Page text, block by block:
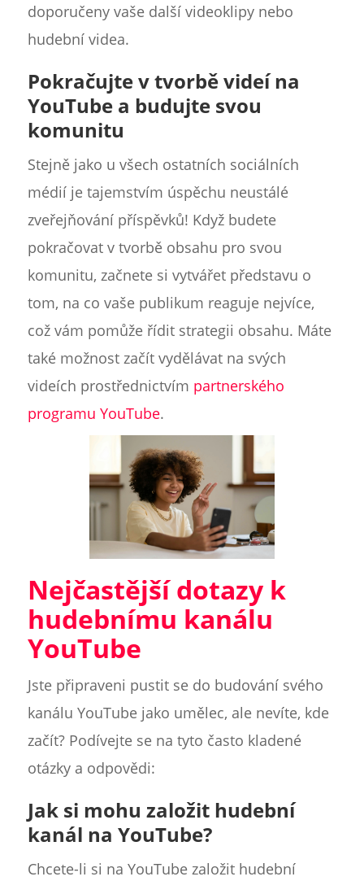
doporučeny vaše další videoklipy nebo
hudební videa.
Pokračujte v tvorbě videí na
YouTube a budujte svou
komunitu
Stejně jako u všech ostatních sociálních
médií je tajemstvím úspěchu neustálé
zveřejňování příspěvků! Když budete
pokračovat v tvorbě obsahu pro svou
komunitu, začnete si vytvářet představu o
tom, na co vaše publikum reaguje nejvíce,
což vám pomůže řídit strategii obsahu. Máte
také možnost začít vydělávat na svých
videích prostřednictvím partnerského
programu YouTube.
Nejčastější dotazy k
hudebnímu kanálu
YouTube
Jste připraveni pustit se do budování svého
kanálu YouTube jako umělec, ale nevíte, kde
začít? Podívejte se na tyto často kladené
otázky a odpovědi:
Jak si mohu založit hudební
kanál na YouTube?
Chcete-li si na YouTube založit hudební